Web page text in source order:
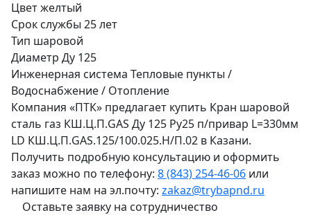
Цветжелтый
Срок службы 25 лет
Тип шаровой
Диаметр Ду 125
Инженерная система Тепловые пункты /
Водоснабжение / Отопление
Компания «ПТК» предлагает купить Кран шаровой
сталь газ КШ.Ц.П.GAS Ду 125 Ру25 п/привар L=330мм
LD КШ.Ц.П.GAS.125/100.025.Н/П.02 в Казани.
Получить подробную консультацию и оформить
заказ можно по телефону: 8 (843) 254-46-06 или
напишите нам на эл.почту: zakaz@trybapnd.ru
Оставьте заявку на сотрудничество